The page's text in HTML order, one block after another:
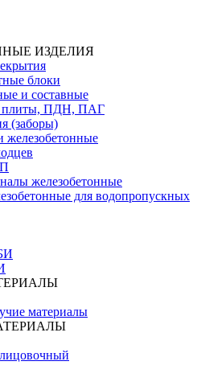
ИЗДЕЛИЯ
блоки
и составные
плиты, ПДН, ПАГ
(заборы)
железобетонные
железобетонные
для водопропускных
материалы